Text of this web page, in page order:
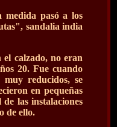
medida pasó a los
sandalia india
el calzado, no eran
20. Fue cuando
muy reducidos, se
en pequeñas
las instalaciones
de ello.